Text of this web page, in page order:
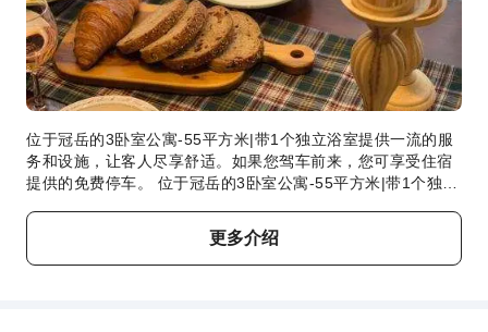
位于冠岳的3卧室公寓-55平方米|带1个独立浴室提供一流的服
务和设施，让客人尽享舒适。如果您驾车前来，您可享受住宿
提供的免费停车。 位于冠岳的3卧室公寓-55平方米|带1个独立
氛围。为了让您享受更愉快的住宿体验，部分客房提供空调或
寝具用品。位于冠岳的3卧室公寓-55平方米|带1个独立浴室有
多种客房配置可供选择，部分客房设有独立的起居室，甚至设
更多介绍